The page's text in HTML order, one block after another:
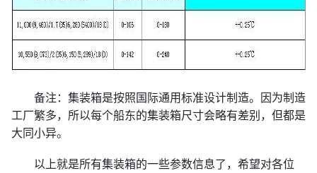
备注：集装箱是按照国际通用标准设计制造。因为制造
工厂繁多，所以每个船东的集装箱尺寸会略有差别，但都是
大同小异。
以上就是所有集装箱的一些参数信息了，希望对各位